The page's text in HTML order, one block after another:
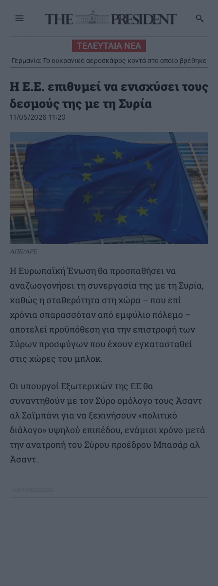
ΤΕΛΕΥΤΑΙΑ ΝΕΑ
Γερμανία: Το ουκρανικό αεροσκάφος κοντά στο οποίο βρέθηκε
drone με εκρηκτικά, μετέφερε πυρομαχικά
Η Ε.Ε. επιθυμεί να ενισχύσει τους
δεσμούς της με τη Συρία
11/05/2026 11:20
ΑΠΕ/APE
H Ευρωπαϊκή Ένωση θα προσπαθήσει να
αναζωογονήσει τη συνεργασία της με τη Συρία,
καθώς η σταθερότητα στη χώρα – που επί
χρόνια σπαρασσόταν από εμφύλιο πόλεμο –
αποτελεί προϋπόθεση για την επιστροφή των
Σύρων προσφύγων που έχουν εγκατασταθεί
στις χώρες του μπλοκ.
Οι υπουργοί Εξωτερικών της ΕΕ θα
συναντηθούν με τον Σύρο ομόλογο τους Άσαντ
αλ Σαϊμπάνι για να ξεκινήσουν «πολιτικό
διάλογο» υψηλού επιπέδου, ενάμισι χρόνο μετά
την ανατροπή του Σύρου προέδρου Μπασάρ αλ
Άσαντ.